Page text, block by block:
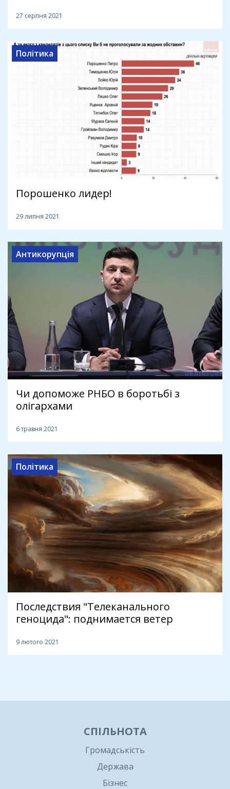
27 серпня 2021
Політика
Порошенко лидер!
29 липня 2021
Антикорупція
Чи допоможе РНБО в боротьбі з
олігархами
6 травня 2021
Політика
Последствия "Телеканального
геноцида": поднимается ветер
9 лютого 2021
СПІЛЬНОТА
Громадськість
Держава
Бізнес